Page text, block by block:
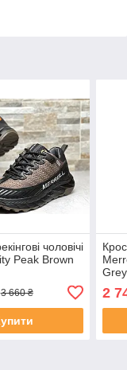
чоловічі
Peak Brown
3 660 ₴ 2